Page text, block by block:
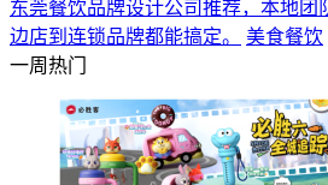
东莞餐饮品牌设计公司推荐，本地团
边店到连锁品牌都能搞定。
美食餐饮
一周热门